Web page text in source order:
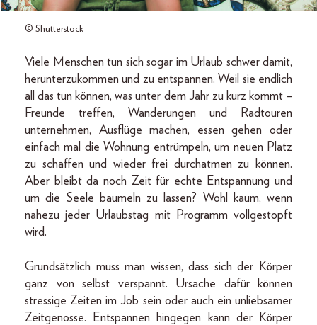
© Shutterstock
Viele Menschen tun sich sogar im Urlaub schwer damit,
herunterzukommen und zu entspannen. Weil sie endlich
all das tun können, was unter dem Jahr zu kurz kommt –
Freunde treffen, Wanderungen und Radtouren
unternehmen, Ausflüge machen, essen gehen oder
einfach mal die Wohnung entrümpeln, um neuen Platz
zu schaffen und wieder frei durchatmen zu können.
Aber bleibt da noch Zeit für echte Entspannung und
um die Seele baumeln zu lassen? Wohl kaum, wenn
nahezu jeder Urlaubstag mit Programm vollgestopft
wird.
Grundsätzlich muss man wissen, dass sich der Körper
ganz von selbst verspannt. Ursache dafür können
stressige Zeiten im Job sein oder auch ein unliebsamer
Zeitgenosse. Entspannen hingegen kann der Körper